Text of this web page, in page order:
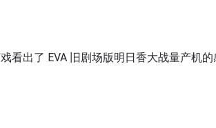
看出了 EVA 旧剧场版明日香大战量产机